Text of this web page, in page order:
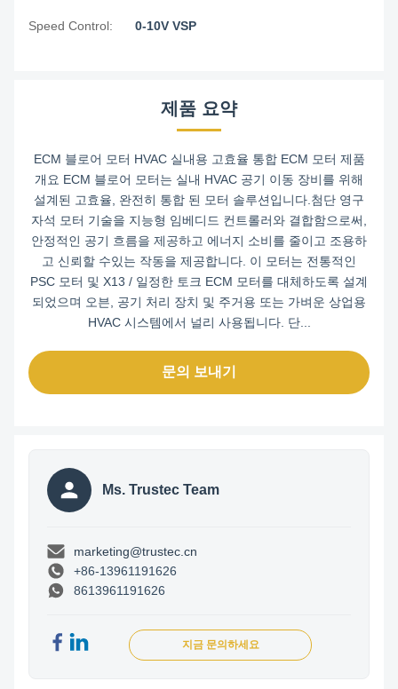
Speed Control: 0-10V VSP
제품 요약
ECM 블로어 모터 HVAC 실내용 고효율 통합 ECM 모터 제품
개요 ECM 블로어 모터는 실내 HVAC 공기 이동 장비를 위해
설계된 고효율, 완전히 통합 된 모터 솔루션입니다.첨단 영구
자석 모터 기술을 지능형 임베디드 컨트롤러와 결합함으로써,
안정적인 공기 흐름을 제공하고 에너지 소비를 줄이고 조용하
고 신뢰할 수있는 작동을 제공합니다. 이 모터는 전통적인
PSC 모터 및 X13 / 일정한 토크 ECM 모터를 대체하도록 설계
되었으며 오븐, 공기 처리 장치 및 주거용 또는 가벼운 상업용
HVAC 시스템에서 널리 사용됩니다. 단...
문의 보내기
Ms. Trustec Team
marketing@trustec.cn
+86-13961191626
8613961191626
지금 문의하세요